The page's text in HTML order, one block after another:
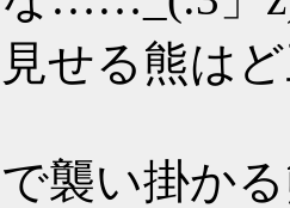
せる熊は
襲い掛か